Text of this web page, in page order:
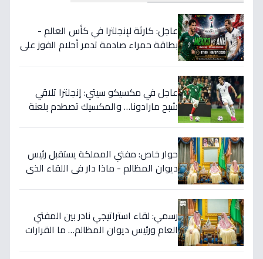
عاجل: كارثة لإنجلترا في كأس العالم -
بطاقة حمراء صادمة تدمر أحلام الفوز على
عاجل في مكسيكو سيتي: إنجلترا تلاقي
شبح مارادونا… والمكسيك تصطدم بلعنة
حوار خاص: مفتي المملكة يستقبل رئيس
ديوان المظالم - ماذا دار في اللقاء الذي
رسمي: لقاء استراتيجي نادر بين المفتي
العام ورئيس ديوان المظالم… ما القرارات